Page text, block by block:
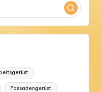
Fassadengerüst